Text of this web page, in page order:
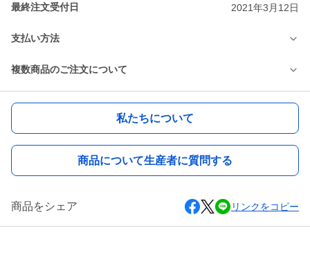
最終注文受付日 2021年3月12日
支払い方法
複数商品のご注文について
私たちについて
商品について生産者に質問する
商品をシェア リンクをコピー